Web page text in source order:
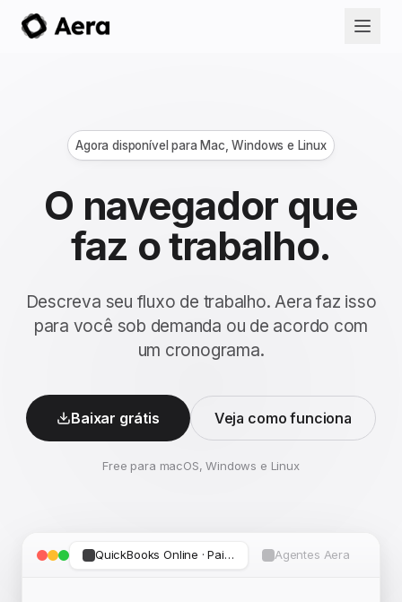
Agora disponível para Mac, Windows e Linux
O navegador que
faz o trabalho.
Descreva seu fluxo de trabalho. Aera faz isso
para você sob demanda ou de acordo com
um cronograma.
Baixar grátis Veja como funciona
Free para macOS, Windows e Linux
QuickBooks Online · Painel Agentes Aera